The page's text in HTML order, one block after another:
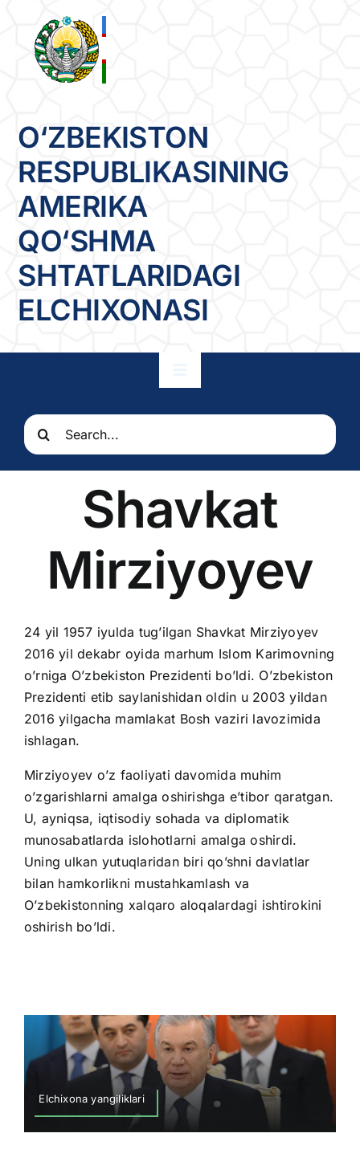
content
O‘ZBEKISTON
RESPUBLIKASINING
AMERIKA
QO‘SHMA
SHTATLARIDAGI
ELCHIXONASI
Munosabatlar
Elchixona
Konsullik xizmatlari
O’zbekiston
Search
for:
Shavkat
Mirziyoyev
24 yil 1957 iyulda tug’ilgan Shavkat Mirziyoyev
2016 yil dekabr oyida marhum Islom Karimovning
o’rniga O’zbekiston Prezidenti bo’ldi. O’zbekiston
Prezidenti etib saylanishidan oldin u 2003 yildan
2016 yilgacha mamlakat Bosh vaziri lavozimida
ishlagan.
Mirziyoyev o’z faoliyati davomida muhim
o’zgarishlarni amalga oshirishga e’tibor qaratgan.
U, ayniqsa, iqtisodiy sohada va diplomatik
munosabatlarda islohotlarni amalga oshirdi.
Uning ulkan yutuqlaridan biri qo’shni davlatlar
bilan hamkorlikni mustahkamlash va
O’zbekistonning xalqaro aloqalardagi ishtirokini
oshirish bo’ldi.
Elchixona yangiliklari